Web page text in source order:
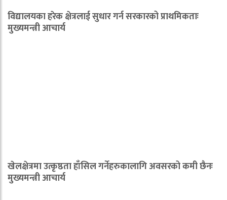
विद्यालयका हरेक क्षेत्रलाई सुधार गर्न सरकारको प्राथमिकताः
मुख्यमन्त्री आचार्य
खेलक्षेत्रमा उत्कृष्ठता हाँसिल गर्नेहरुकालागि अवसरको कमी छैनः
मुख्यमन्त्री आचार्य